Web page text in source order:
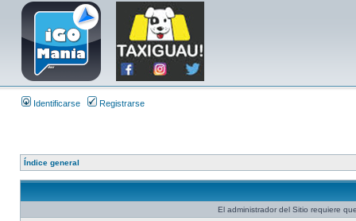
Identificarse Registrarse
Índice general
El administrador del Sitio requiere